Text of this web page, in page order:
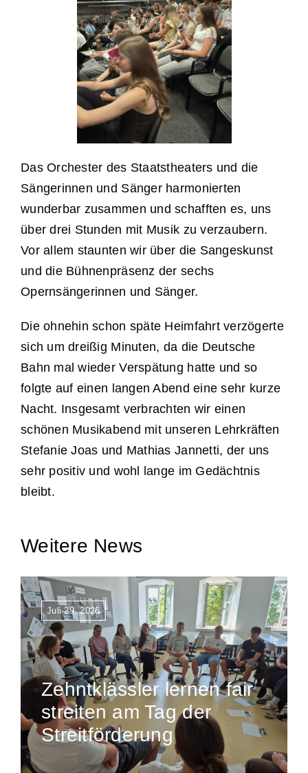
Das Orchester des Staatstheaters und die
Sängerinnen und Sänger harmonierten
wunderbar zusammen und schafften es, uns
über drei Stunden mit Musik zu verzaubern.
Vor allem staunten wir über die Sangeskunst
und die Bühnenpräsenz der sechs
Opernsängerinnen und Sänger.
Die ohnehin schon späte Heimfahrt verzögerte
sich um dreißig Minuten, da die Deutsche
Bahn mal wieder Verspätung hatte und so
folgte auf einen langen Abend eine sehr kurze
Nacht. Insgesamt verbrachten wir einen
schönen Musikabend mit unseren Lehrkräften
Stefanie Joas und Mathias Jannetti, der uns
sehr positiv und wohl lange im Gedächtnis
bleibt.
Weitere News
Juli 29, 2026
Zehntklässler lernen fair
streiten am Tag der
Streitförderung